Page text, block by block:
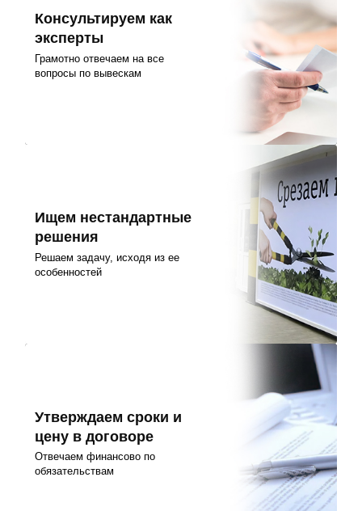
Консультируем как
эксперты
Грамотно отвечаем на все
вопросы по вывескам
Ищем нестандартные
решения
Решаем задачу, исходя из ее
особенностей
Утверждаем сроки и
цену в договоре
Отвечаем финансово по
обязательствам